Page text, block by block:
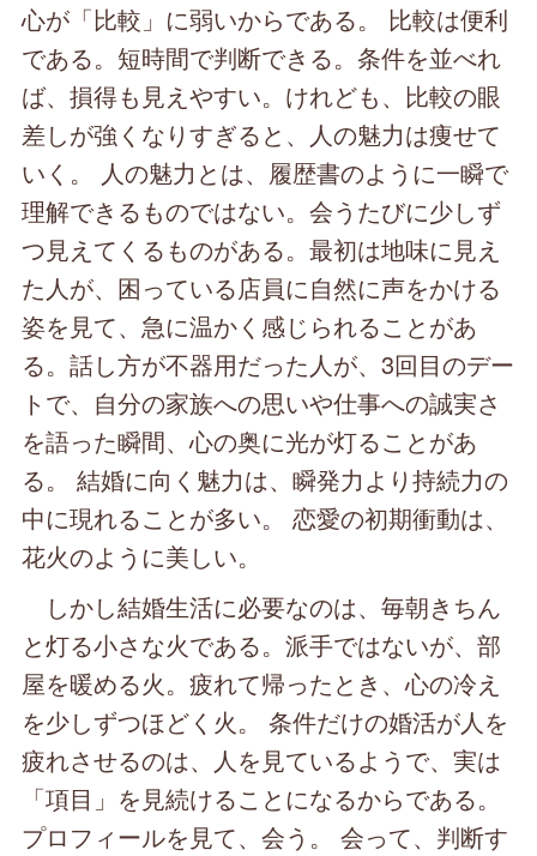
心が「比較」に弱いからである。 比較は便利
である。短時間で判断できる。条件を並べれ
ば、損得も見えやすい。けれども、比較の眼
差しが強くなりすぎると、人の魅力は痩せて
いく。 人の魅力とは、履歴書のように一瞬で
理解できるものではない。会うたびに少しず
つ見えてくるものがある。最初は地味に見え
た人が、困っている店員に自然に声をかける
姿を見て、急に温かく感じられることがあ
る。話し方が不器用だった人が、3回目のデー
トで、自分の家族への思いや仕事への誠実さ
を語った瞬間、心の奥に光が灯ることがあ
る。 結婚に向く魅力は、瞬発力より持続力の
中に現れることが多い。 恋愛の初期衝動は、
花火のように美しい。
しかし結婚生活に必要なのは、毎朝きちん
と灯る小さな火である。派手ではないが、部
屋を暖める火。疲れて帰ったとき、心の冷え
を少しずつほどく火。 条件だけの婚活が人を
疲れさせるのは、人を見ているようで、実は
「項目」を見続けることになるからである。
プロフィールを見て、会う。 会って、判断す